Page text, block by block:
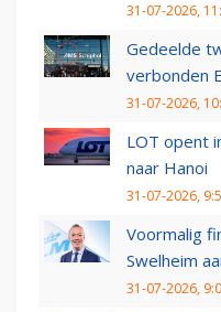
31-07-2026,
Gedeelde
verbonden
31-07-2026,
LOT opent
naar Hanoi
31-07-2026,
Voormalig
Swelheim
31-07-2026,